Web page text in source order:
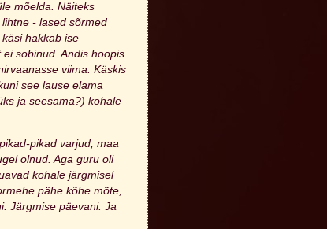
mõelda. Näiteks
- lased sõrmed
hakkab ise
sobinud. Andis hoopis
viima. Käskis
see lause elama
ja seesama?) kohale
pikad varjud, maa
olnud. Aga guru oli
kohale järgmisel
pähe kõhe mõte,
Järgmise päevani. Ja